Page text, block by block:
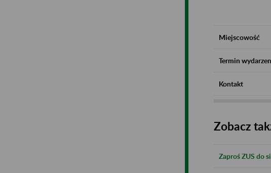
Miejscowość
Termin
Kontakt
Zobacz
Zaproś ZUS do